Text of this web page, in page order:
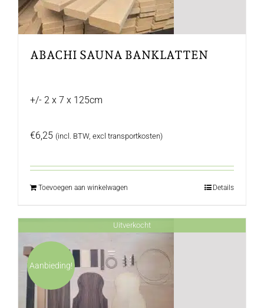
ABACHI SAUNA BANKLATTEN
+/- 2 x 7 x 125cm
€6,25 (incl. BTW, excl transportkosten)
Toevoegen aan winkelwagen Details
Uitverkocht
Aanbieding!